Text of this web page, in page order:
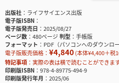
出版社
ライフサイエンス出版
電子版ISBN
電子版発売日
2025/08/27
ページ数
480ページ判型
手帳版
フォーマット
PDF（パソコンへのダウンロ
電子版販売価格： ¥4,840(本体¥4,400＋税
特記事項
実際の表は横で読むことができま
印刷版ISBN
978-4-89775-494-9
印刷版発行年月
2025/06